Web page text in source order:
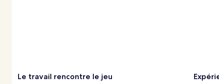
Le travail rencontre le jeu